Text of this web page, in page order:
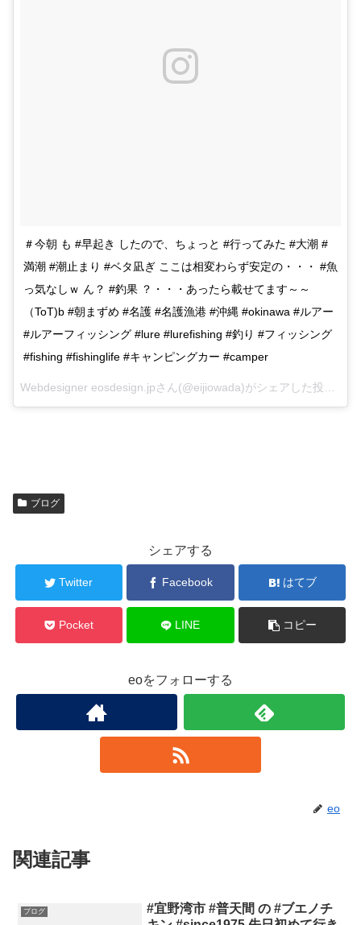
＃今朝 も #早起き したので、ちょっと #行ってみた #大潮 #
満潮 #潮止まり #ベタ凪ぎ ここは相変わらず安定の・・・ #魚
っ気なしｗ ん？ #釣果 ？・・・あったら載せてます～～
（ToT)b #朝まずめ #名護 #名護漁港 #沖縄 #okinawa #ルアー
#ルアーフィッシング #lure #lurefishing #釣り #フィッシング
#fishing #fishinglife #キャンピングカー #camper
Webdesigner eosdesign.jpさん(@eijiowada)がシェアした投稿 –
ブログ
シェアする
Twitter Facebook はてブ
Pocket LINE コピー
eoをフォローする
eo
関連記事
ブログ
#宜野湾市 #普天間 の #ブエノチ